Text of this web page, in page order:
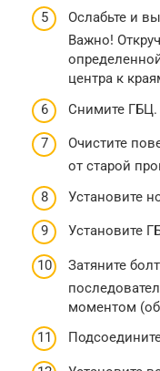
Ослабьте и
Важно!
центра к
Снимите ГБЦ.
Очистите
от старой
Установите
Установите
Затяните
моментом